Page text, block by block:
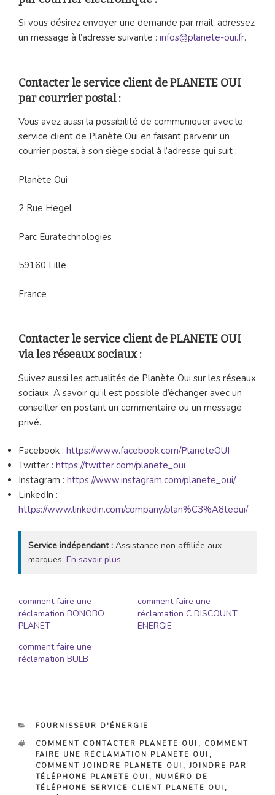
Si vous désirez envoyer une demande par mail, adressez
un message à l’adresse suivante : infos@planete-oui.fr.
Contacter le service client de PLANETE OUI
par courrier postal :
Vous avez aussi la possibilité de communiquer avec le
service client de Planète Oui en faisant parvenir un
courrier postal à son siège social à l’adresse qui suit :
Planète Oui
2 Rue Hegel
Parc Euratechnologies
59160 Lille
France
Contacter le service client de PLANETE OUI
via les réseaux sociaux :
Suivez aussi les actualités de Planète Oui sur les réseaux
sociaux. A savoir qu’il est possible d’échanger avec un
conseiller en postant un commentaire ou un message
privé.
Facebook : https://www.facebook.com/PlaneteOUI
Twitter : https://twitter.com/planete_oui
Instagram : https://www.instagram.com/planete_oui/
LinkedIn :
https://www.linkedin.com/company/plan%C3%A8teoui/
Service indépendant : Assistance non affiliée aux
marques. En savoir plus
comment faire une
réclamation BONOBO
PLANET
comment faire une
réclamation C DISCOUNT
ENERGIE
comment faire une
réclamation BULB
CATÉGORIES
FOURNISSEUR D'ÉNERGIE
ÉTIQUETTES
COMMENT CONTACTER PLANETE OUI , COMMENT
FAIRE UNE RÉCLAMATION PLANETE OUI ,
COMMENT JOINDRE PLANETE OUI , JOINDRE PAR
TÉLÉPHONE PLANETE OUI , NUMÉRO DE
TÉLÉPHONE SERVICE CLIENT PLANETE OUI ,